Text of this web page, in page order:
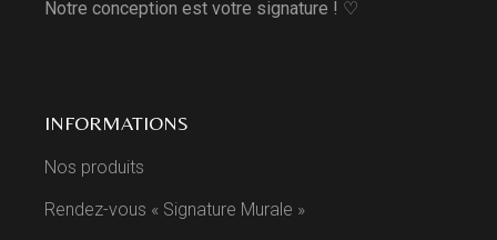
Notre conception est votre signature ! ♡
INFORMATIONS
Nos produits
Rendez-vous « Signature Murale »